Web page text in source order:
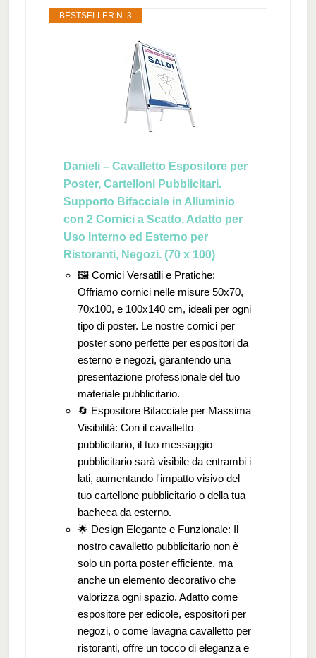
BESTSELLER N. 3
Danieli – Cavalletto Espositore per
Poster, Cartelloni Pubblicitari.
Supporto Bifacciale in Alluminio
con 2 Cornici a Scatto. Adatto per
Uso Interno ed Esterno per
Ristoranti, Negozi. (70 x 100)
🖼️ Cornici Versatili e Pratiche:
Offriamo cornici nelle misure 50x70,
70x100, e 100x140 cm, ideali per ogni
tipo di poster. Le nostre cornici per
poster sono perfette per espositori da
esterno e negozi, garantendo una
presentazione professionale del tuo
materiale pubblicitario.
🔄 Espositore Bifacciale per Massima
Visibilità: Con il cavalletto
pubblicitario, il tuo messaggio
pubblicitario sarà visibile da entrambi i
lati, aumentando l'impatto visivo del
tuo cartellone pubblicitario o della tua
bacheca da esterno.
🌟 Design Elegante e Funzionale: Il
nostro cavalletto pubblicitario non è
solo un porta poster efficiente, ma
anche un elemento decorativo che
valorizza ogni spazio. Adatto come
espositore per edicole, espositori per
negozi, o come lavagna cavalletto per
ristoranti, offre un tocco di eleganza e